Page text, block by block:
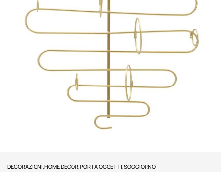
DECORAZIONI,HOME DECOR,PORTA OGGETTI,SOGGIORNO